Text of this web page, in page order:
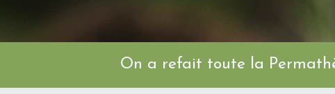
On a refait toute la